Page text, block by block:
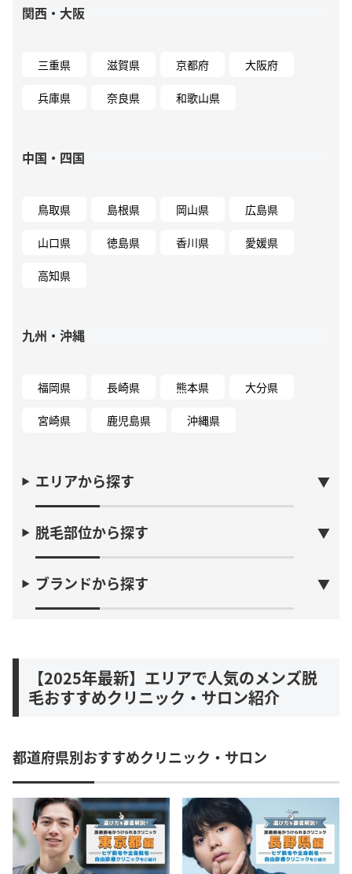
関西・大阪
三重県 滋賀県 京都府 大阪府
兵庫県 奈良県 和歌山県
中国・四国
鳥取県 島根県 岡山県 広島県
山口県 徳島県 香川県 愛媛県
高知県
九州・沖縄
福岡県 長崎県 熊本県 大分県
宮崎県 鹿児島県 沖縄県
エリアから探す
脱毛部位から探す
ブランドから探す
【2025年最新】エリアで人気のメンズ脱
毛おすすめクリニック・サロン紹介
都道府県別おすすめクリニック・サロン